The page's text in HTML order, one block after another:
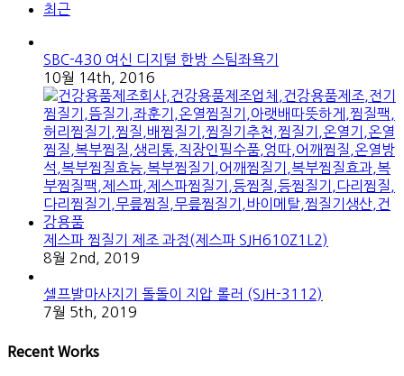
최근
SBC-430 여신 디지털 한방 스팀좌욕기
10월 14th, 2016
제스파 찜질기 제조 과정(제스파 SJH610Z1L2)
8월 2nd, 2019
셀프발마사지기 돌돌이 지압 롤러 (SJH-3112)
7월 5th, 2019
Recent Works